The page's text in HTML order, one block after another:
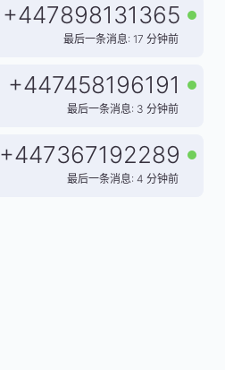
+447898131365
最后一条消息: 17 分钟前
+447458196191
最后一条消息: 3 分钟前
+447367192289
最后一条消息: 4 分钟前